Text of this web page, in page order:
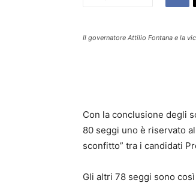
Il governatore Attilio Fontana e la
Con la conclusione degli
80 seggi uno è riservato
sconfitto” tra i candidati
Gli altri 78 seggi sono